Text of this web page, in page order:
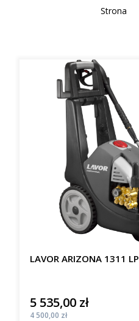
Strona
LAVOR ARIZONA 1311 LP
Cena
5 535,00 zł
Cena
4 500,00 zł